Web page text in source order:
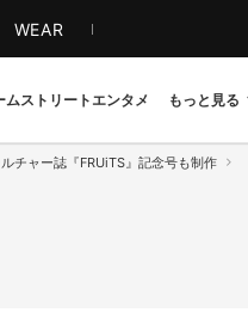
WEAR
ムストリート エンタメ もっと見る
ャー誌『FRUiTS』記念号も制作